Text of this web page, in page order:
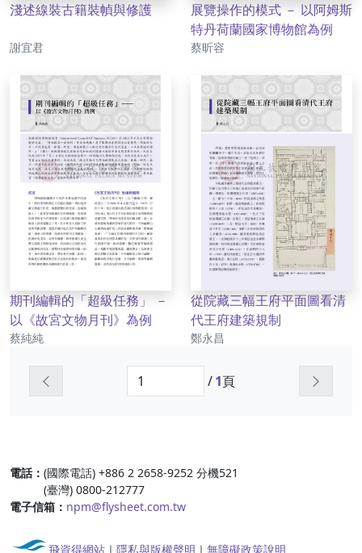
淺述線裝古籍裝幀與修護
作者
謝宜君
展覽操作的模式 － 以阿姆斯
特丹荷蘭國家博物館為例
作者
蔡昕容
期刊編輯的「超級任務」 －
以《故宮文物月刊》為例
作者
蔡純純
從院藏三幅王府平面圖看清
代王府建築規制
作者
鄭永昌
/1頁
電話： (國際電話) +886 2 2658-9252 分機521
(臺灣) 0800-212777
電子信箱： npm@flysheet.com.tw
飛資得網站 ｜ 隱私與版權聲明 ｜ 無障礙政策說明